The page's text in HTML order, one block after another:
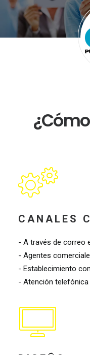
Edu
CANALES
- A través de correo
- Agentes
- Establecimiento
- Atención